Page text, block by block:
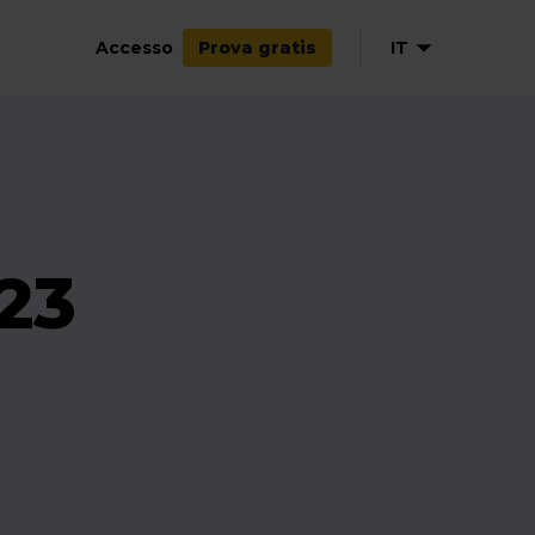
Accesso Prova gratis IT